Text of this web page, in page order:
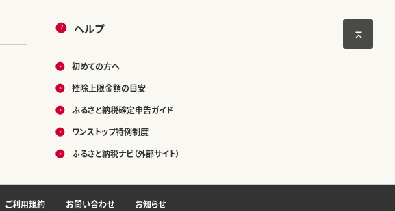
ヘルプ
初めての方へ
控除上限金額の目安
ふるさと納税確定申告ガイド
ワンストップ特例制度
ふるさと納税ナビ（外部サイト）
ご利用規約 お問い合わせ お知らせ